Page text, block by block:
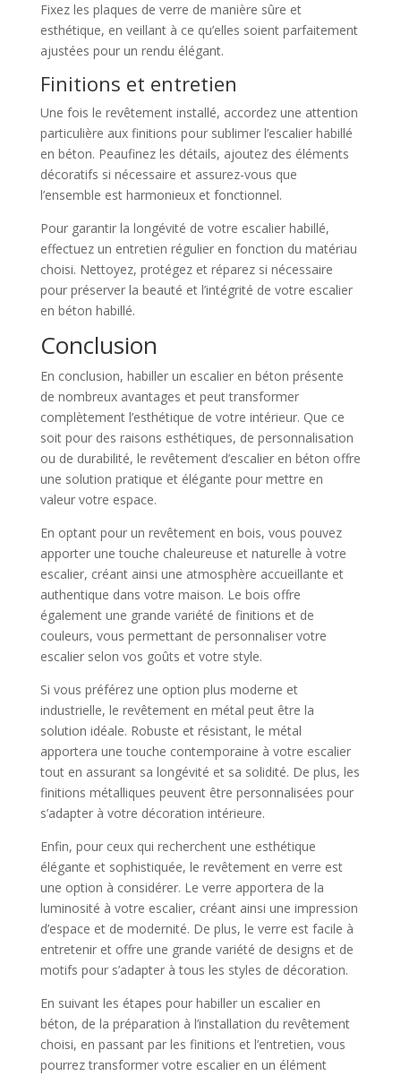
Fixez les plaques de verre de manière sûre et
esthétique, en veillant à ce qu’elles soient parfaitement
ajustées pour un rendu élégant.
Finitions et entretien
Une fois le revêtement installé, accordez une attention
particulière aux finitions pour sublimer l’escalier habillé
en béton. Peaufinez les détails, ajoutez des éléments
décoratifs si nécessaire et assurez-vous que
l’ensemble est harmonieux et fonctionnel.
Pour garantir la longévité de votre escalier habillé,
effectuez un entretien régulier en fonction du matériau
choisi. Nettoyez, protégez et réparez si nécessaire
pour préserver la beauté et l’intégrité de votre escalier
en béton habillé.
Conclusion
En conclusion, habiller un escalier en béton présente
de nombreux avantages et peut transformer
complètement l’esthétique de votre intérieur. Que ce
soit pour des raisons esthétiques, de personnalisation
ou de durabilité, le revêtement d’escalier en béton offre
une solution pratique et élégante pour mettre en
valeur votre espace.
En optant pour un revêtement en bois, vous pouvez
apporter une touche chaleureuse et naturelle à votre
escalier, créant ainsi une atmosphère accueillante et
authentique dans votre maison. Le bois offre
également une grande variété de finitions et de
couleurs, vous permettant de personnaliser votre
escalier selon vos goûts et votre style.
Si vous préférez une option plus moderne et
industrielle, le revêtement en métal peut être la
solution idéale. Robuste et résistant, le métal
apportera une touche contemporaine à votre escalier
tout en assurant sa longévité et sa solidité. De plus, les
finitions métalliques peuvent être personnalisées pour
s’adapter à votre décoration intérieure.
Enfin, pour ceux qui recherchent une esthétique
élégante et sophistiquée, le revêtement en verre est
une option à considérer. Le verre apportera de la
luminosité à votre escalier, créant ainsi une impression
d’espace et de modernité. De plus, le verre est facile à
entretenir et offre une grande variété de designs et de
motifs pour s’adapter à tous les styles de décoration.
En suivant les étapes pour habiller un escalier en
béton, de la préparation à l’installation du revêtement
choisi, en passant par les finitions et l’entretien, vous
pourrez transformer votre escalier en un élément